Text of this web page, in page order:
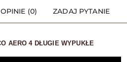
OPINIE (0) ZADAJ PYTANIE
AERO 4 DŁUGIE WYPUKŁE